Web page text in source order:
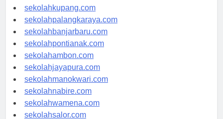
sekolahmanado.com
sekolahkupang.com
sekolahpalangkaraya.com
sekolahbanjarbaru.com
sekolahpontianak.com
sekolahambon.com
sekolahjayapura.com
sekolahmanokwari.com
sekolahnabire.com
sekolahwamena.com